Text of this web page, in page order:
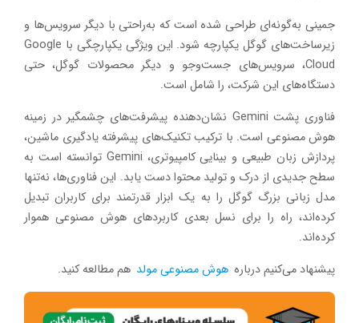
جمینی به‌گونه‌ای طراحی شده است که به‌راحتی با دیگر سرویس‌ها و
زیرساخت‌های گوگل یکپارچه شود. این ویژگی یکپارچگی با Google
Cloud، سرویس‌های جست‌وجو و دیگر محصولات گوگل، حتی
دستگاه‌های این شرکت، را شامل است.
فناوری پشت Gemini نشان‌دهنده پیشرفت‌های چشمگیر در زمینه
هوش مصنوعی است. با ترکیب تکنیک‌های پیشرفته یادگیری ماشین،
پردازش زبان طبیعی و بینایی کامپیوتری، Gemini توانسته است به
سطح جدیدی از درک و تولید محتوا دست یابد. این فناوری‌ها، نه‌تنها
مدل زبانی بزرگ گوگل را به یک ابزار قدرتمند برای کاربران تبدیل
کرده‌اند، راه را برای نسل بعدی کاربردهای هوش مصنوعی هموار
کرده‌اند.
پیشنهاد می‌کنیم درباره هوش مصنوعی مولد هم مطالعه کنید.